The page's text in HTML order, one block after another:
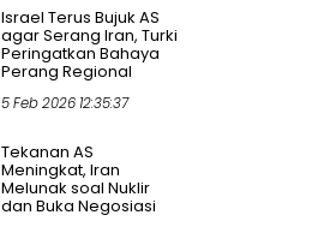
Israel Terus Bujuk AS
agar Serang Iran, Turki
Peringatkan Bahaya
Perang Regional
5 Feb 2026 12:35:37
Tekanan AS
Meningkat, Iran
Melunak soal Nuklir
dan Buka Negosiasi